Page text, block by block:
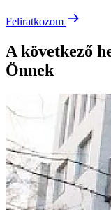
Feliratkozom
A következő
Önnek